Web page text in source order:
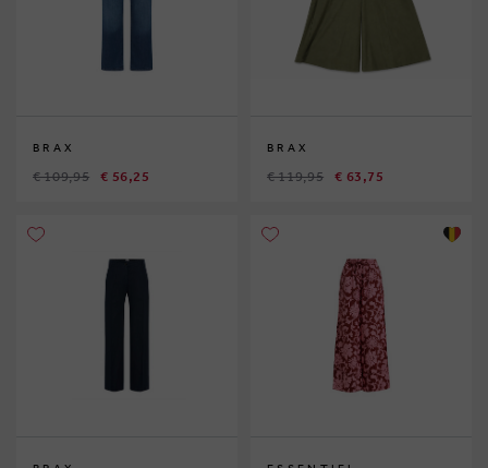
BRAX
€ 109,95 € 56,25
BRAX
€ 119,95 € 63,75